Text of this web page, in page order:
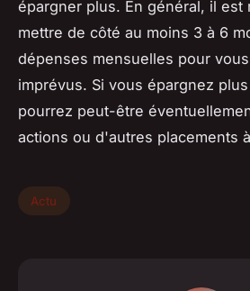
épargner plus. En général, il est
mettre de côté au moins 3 à 6
dépenses mensuelles pour
imprévus. Si vous épargnez
pourrez peut-être
actions ou d'autres placements
Actu